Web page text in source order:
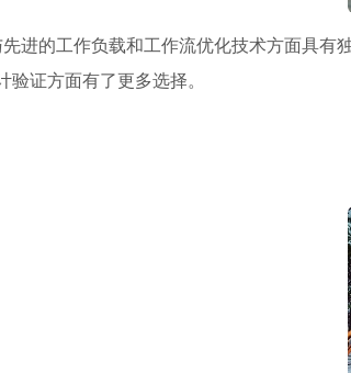
进的工作负载和工作流优化技术方面具
证方面有了更多选择。